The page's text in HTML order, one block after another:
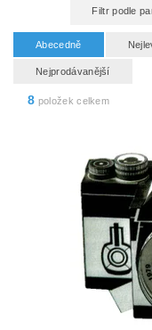
Filtr podle
Abecedně
Nejprodávanější
8 položek celkem